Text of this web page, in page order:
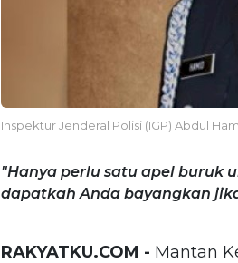
Inspektur Jenderal Polisi (IGP) Abdul
"Hanya perlu satu apel buruk
dapatkah Anda bayangkan
RAKYATKU.COM - Mantan